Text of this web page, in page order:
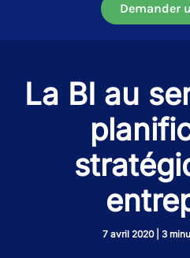
Demander
La BI au
7 avril 2020 3